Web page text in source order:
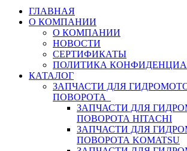
ГЛАВНАЯ
О КОМПАНИИ
О КОМПАНИИ
НОВОСТИ
СЕРТИФИКАТЫ
ПОЛИТИКА
КАТАЛОГ
ЗАПЧАСТИ ДЛЯ
ПОВОРОТА
ЗАПЧАСТИ ДЛЯ
ПОВОРОТА HITACHI
ЗАПЧАСТИ ДЛЯ
ПОВОРОТА KOMATSU